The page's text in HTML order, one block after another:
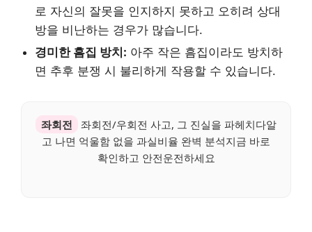
로 자신의 잘못을 인지하지 못하고 오히려 상대
방을 비난하는 경우가 많습니다.
경미한 흠집 방치: 아주 작은 흠집이라도 방치하
면 추후 분쟁 시 불리하게 작용할 수 있습니다.
좌회전
좌회전/우회전 사고, 그 진실을 파헤치다알
고 나면 억울함 없을 과실비율 완벽 분석지금 바로
확인하고 안전운전하세요